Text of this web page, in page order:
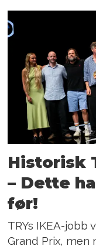
Historisk
– Dette
før!
TRYs IKEA-jobb
Grand Prix,